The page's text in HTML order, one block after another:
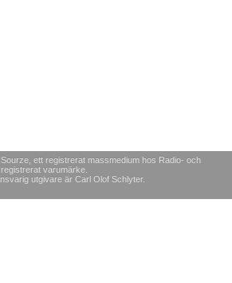
ett registrerat massmedium hos Radio- och
varumärke.
utgivare är Carl Olof Schlyter.